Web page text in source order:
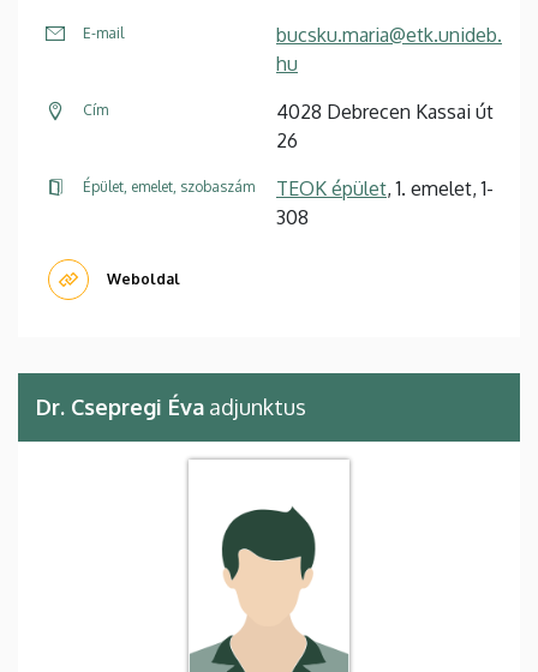
E-mail
bucsku.maria@etk.unideb.
hu
Cím
4028 Debrecen Kassai út
26
Épület, emelet, szobaszám TEOK épület, 1. emelet, 1-
308
Weboldal
Dr. Csepregi Éva adjunktus